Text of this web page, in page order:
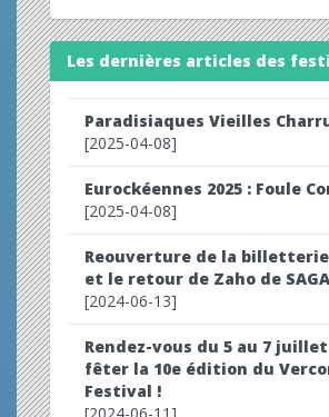
Les dernières articles des
Paradisiaques Vieilles
[2025-04-08]
Eurockéennes 2025 : Foule
[2025-04-08]
Reouverture de la
et le retour de Zaho de
[2024-06-13]
Rendez-vous du 5 au 7
fêter la 10e édition du
Festival !